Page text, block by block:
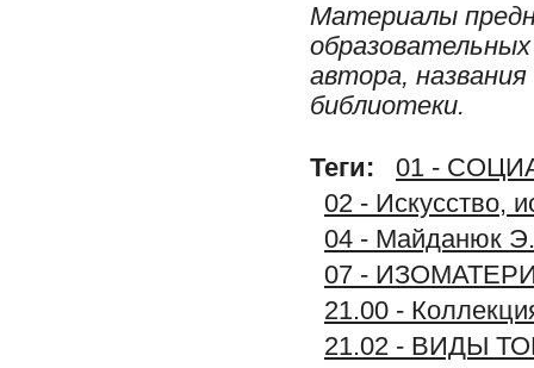
Материалы
автора,
библиотеки.
Теги:
01 -
02 - Искусство,
04 - Майданюк Э.
07 -
21.00 -
21.02 - ВИДЫ